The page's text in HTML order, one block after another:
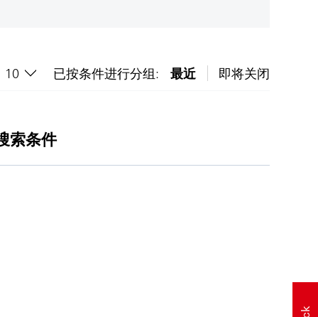
已按条件进行分组: 最近 即将关闭
索条件